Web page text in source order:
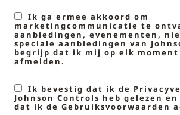
Ik ga ermee akkoord om
marketingcommunicatie te
aanbiedingen, evenementen,
speciale aanbiedingen van
begrijp dat ik mij op elk moment
afmelden.
Ik bevestig dat ik de
Johnson Controls heb gelezen
dat ik de Gebruiksvoorwaarden